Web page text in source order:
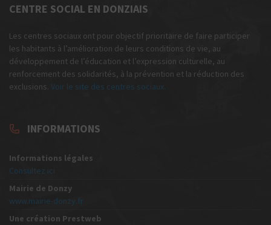
CENTRE SOCIAL EN DONZIAIS
Les centres sociaux ont pour objectif prioritaire de faire participer
les habitants à l’amélioration de leurs conditions de vie, au
développement de l’éducation et l’expression culturelle, au
renforcement des solidarités, à la prévention et la réduction des
exclusions. Voir le site des centres sociaux.
INFORMATIONS
Informations légales
Consultez ici
Mairie de Donzy
www.mairie-donzy.fr
Une création Prestweb